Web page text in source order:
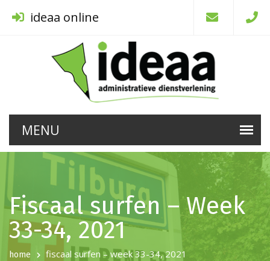
ideaa online
Fiscaal surfen – Week
33-34, 2021
home fiscaal surfen – week 33-34, 2021